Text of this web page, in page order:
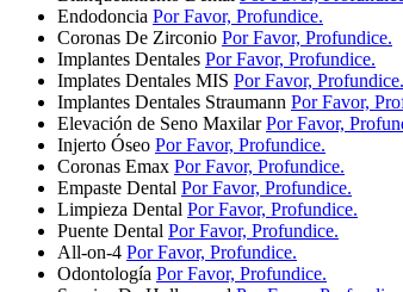
Endodoncia Por Favor, Profundice.
Coronas De Zirconio Por Favor, Profundice.
Implantes Dentales Por Favor, Profundice.
Implates Dentales MIS Por Favor, Profundice.
Implantes Dentales Straumann Por Favor,
Elevación de Seno Maxilar Por Favor,
Injerto Óseo Por Favor, Profundice.
Coronas Emax Por Favor, Profundice.
Empaste Dental Por Favor, Profundice.
Limpieza Dental Por Favor, Profundice.
Puente Dental Por Favor, Profundice.
All-on-4 Por Favor, Profundice.
Odontología Por Favor, Profundice.